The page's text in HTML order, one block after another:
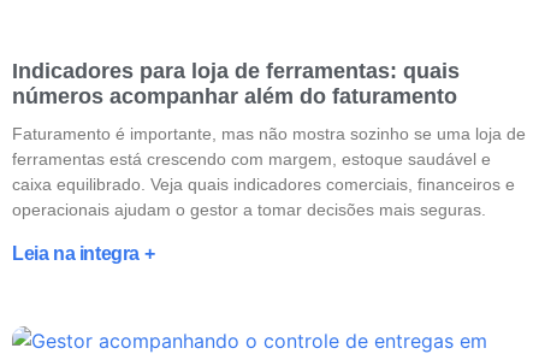
Indicadores para loja de ferramentas: quais
números acompanhar além do faturamento
Faturamento é importante, mas não mostra sozinho se uma loja de
ferramentas está crescendo com margem, estoque saudável e
caixa equilibrado. Veja quais indicadores comerciais, financeiros e
operacionais ajudam o gestor a tomar decisões mais seguras.
Leia na integra +